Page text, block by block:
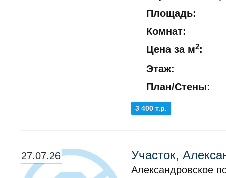
Площадь:
Комнат:
Цена за м2:
Этаж:
План/Стены:
3 400 т.р.
27.07.26 Участок,
Александровское